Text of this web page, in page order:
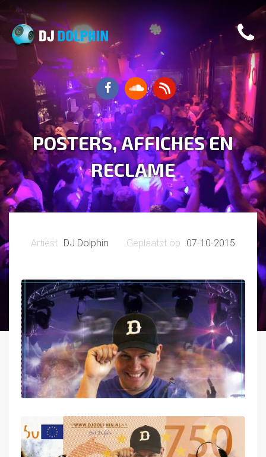
POSTERS, AFFICHES EN
RECLAME
DJ Dolphin 07-10-2015